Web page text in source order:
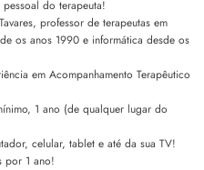
do terapeuta!
professor de terapeutas em
os anos 1990 e informática desde os
em Acompanhamento Terapêutico
1 ano (de qualquer lugar do
celular, tablet e até da sua TV!
por 1 ano!